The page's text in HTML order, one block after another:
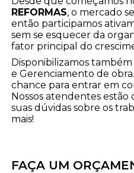
REFORMAS, o mercado
então participamos
sem se esquecer da
fator principal do
Disponibilizamos
e Gerenciamento de
chance para entrar em
Nossos atendentes estão
suas dúvidas sobre os
mais!
FAÇA UM